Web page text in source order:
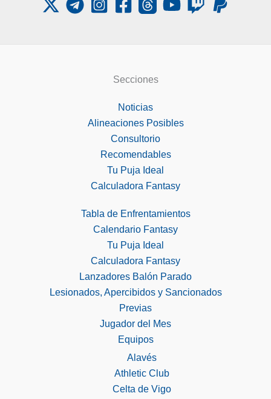
Secciones
Noticias
Alineaciones Posibles
Consultorio
Recomendables
Tu Puja Ideal
Calculadora Fantasy
Tabla de Enfrentamientos
Calendario Fantasy
Tu Puja Ideal
Calculadora Fantasy
Lanzadores Balón Parado
Lesionados, Apercibidos y Sancionados
Previas
Jugador del Mes
Equipos
Alavés
Athletic Club
Celta de Vigo